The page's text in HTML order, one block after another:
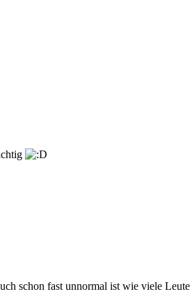
schon fast unnormal ist wie viele